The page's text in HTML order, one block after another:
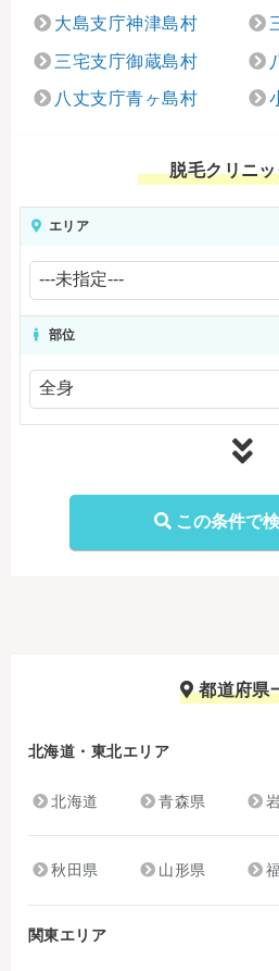
大島支庁神津島村
三宅支庁御蔵島村
八丈支庁青ヶ島村
脱毛クリニ
エリア
部位
都道府県
北海道・東北エリア
北海道 青森県
秋田県 山形県
関東エリア